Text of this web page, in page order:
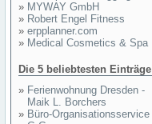
» MYWAY GmbH
» Robert Engel Fitness
» erpplanner.com
» Medical Cosmetics & Spa
Die 5 beliebtesten Einträge
» Ferienwohnung Dresden -
Maik L. Borchers
» Büro-Organisationsservice